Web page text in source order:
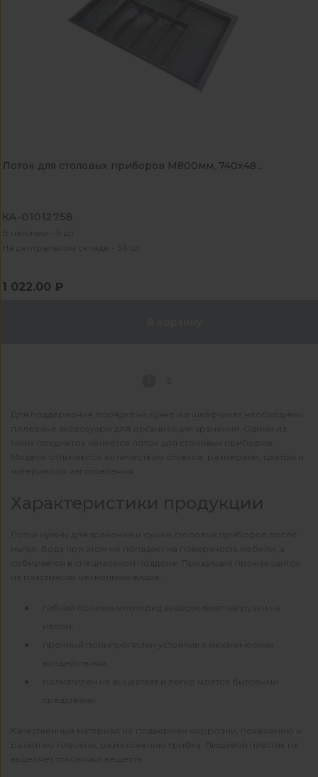
Лоток для столовых приборов М800мм, 740х48...
КА-01012758
В наличии - 5 шт
На центральном складе - 36 шт
1 022.00 ₽
2
Для поддержания порядка на кухне и в шкафчиках необходимы
полезные аксессуары для организации хранения. Одним из
таких предметов является лоток для столовых приборов.
Модели отличаются количеством отсеков, размерами, цветом и
материалом изготовления.
Характеристики продукции
Лотки нужны для хранения и сушки столовых приборов после
мытья. Вода при этом не попадает на поверхность мебели, а
собирается в специальном поддоне. Продукция производится
из пластмассы нескольких видов:
гибкий поливинилхлорид выдерживает нагрузки на
излом;
прочный полипропилен устойчив к механическим
воздействиям;
полиэтилен не выцветает и легко моется бытовыми
средствами.
Качественный материал не подвержен коррозии, появлению и
развитию плесени, размножению грибка. Пищевой пластик не
выделяет токсичных веществ.